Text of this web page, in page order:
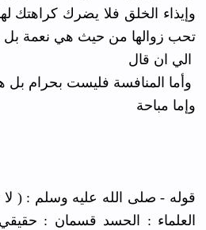
وإيذاء الخلق فلا يضرك كراهتك
تحب زوالها من حيث هي نعمة
الي ان قال
وأما المنافسة فليست بحرام بل
وإما مباحة
قوله - صلى الله عليه وسلم : ( لا
العلماء : الحسد قسمان :